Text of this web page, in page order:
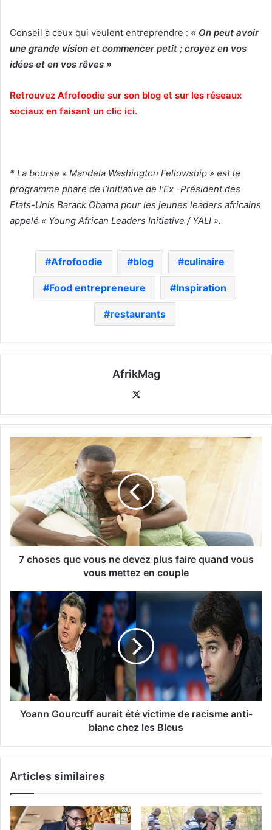
Conseil à ceux qui veulent entreprendre : « On peut avoir
une grande vision et commencer petit ; croyez en vos
idées et en vos rêves »
Retrouvez Afrofoodie sur son blog et sur les réseaux
sociaux en faisant un clic ici.
* La bourse « Mandela Washington Fellowship » est le
programme phare de l’initiative de l’Ex -Président des
Etats-Unis Barack Obama pour les jeunes leaders africains
appelé « Young African Leaders Initiative / YALI ».
Afrofoodie blog culinaire
Food entrepreneure Inspiration
restaurants
AfrikMag
7 choses que vous ne devez plus faire quand vous
vous mettez en couple
Yoann Gourcuff aurait été victime de racisme anti-
blanc chez les Bleus
Articles similaires